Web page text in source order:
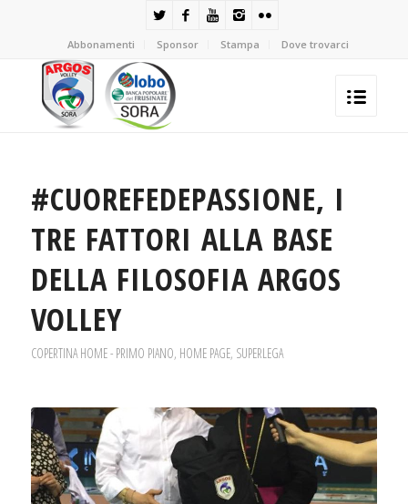
Abbonamenti Sponsor Stampa Dove trovarci
#CUOREFEDEPASSIONE, I
TRE FATTORI ALLA BASE
DELLA FILOSOFIA ARGOS
VOLLEY
COPERTINA HOME - PRIMO PIANO, HOME PAGE, SUPERLEGA